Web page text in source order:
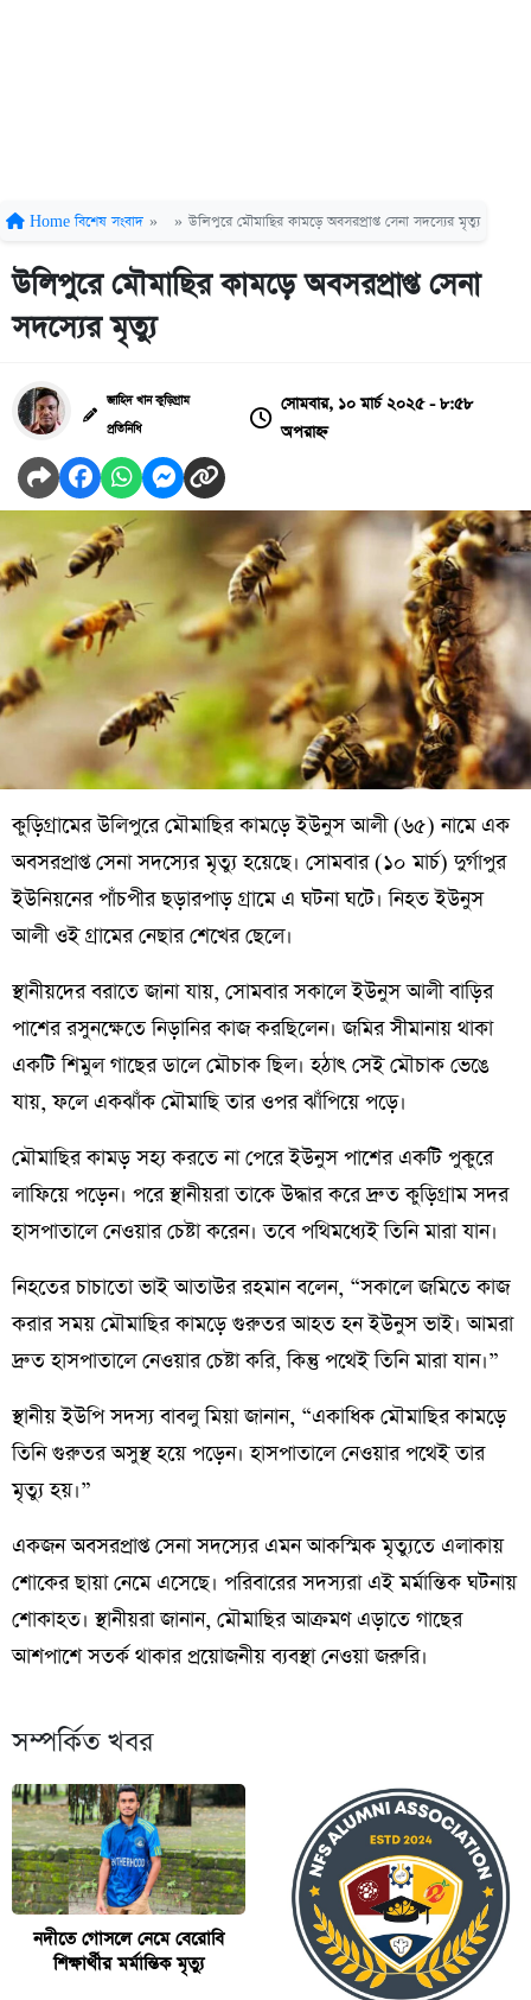
Home বিশেষ সংবাদ » » উলিপুরে মৌমাছির কামড়ে অবসরপ্রাপ্ত সেনা সদস্যের মৃত্যু
উলিপুরে মৌমাছির কামড়ে অবসরপ্রাপ্ত সেনা
সদস্যের মৃত্যু
জাহিদ খান কুড়িগ্রাম
প্রতিনিধি
সোমবার, ১০ মার্চ ২০২৫ - ৮:৫৮
অপরাহ্ন
কুড়িগ্রামের উলিপুরে মৌমাছির কামড়ে ইউনুস আলী (৬৫) নামে এক
অবসরপ্রাপ্ত সেনা সদস্যের মৃত্যু হয়েছে। সোমবার (১০ মার্চ) দুর্গাপুর
ইউনিয়নের পাঁচপীর ছড়ারপাড় গ্রামে এ ঘটনা ঘটে। নিহত ইউনুস
আলী ওই গ্রামের নেছার শেখের ছেলে।
স্থানীয়দের বরাতে জানা যায়, সোমবার সকালে ইউনুস আলী বাড়ির
পাশের রসুনক্ষেতে নিড়ানির কাজ করছিলেন। জমির সীমানায় থাকা
একটি শিমুল গাছের ডালে মৌচাক ছিল। হঠাৎ সেই মৌচাক ভেঙে
যায়, ফলে একঝাঁক মৌমাছি তার ওপর ঝাঁপিয়ে পড়ে।
মৌমাছির কামড় সহ্য করতে না পেরে ইউনুস পাশের একটি পুকুরে
লাফিয়ে পড়েন। পরে স্থানীয়রা তাকে উদ্ধার করে দ্রুত কুড়িগ্রাম সদর
হাসপাতালে নেওয়ার চেষ্টা করেন। তবে পথিমধ্যেই তিনি মারা যান।
নিহতের চাচাতো ভাই আতাউর রহমান বলেন, “সকালে জমিতে কাজ
করার সময় মৌমাছির কামড়ে গুরুতর আহত হন ইউনুস ভাই। আমরা
দ্রুত হাসপাতালে নেওয়ার চেষ্টা করি, কিন্তু পথেই তিনি মারা যান।”
স্থানীয় ইউপি সদস্য বাবলু মিয়া জানান, “একাধিক মৌমাছির কামড়ে
তিনি গুরুতর অসুস্থ হয়ে পড়েন। হাসপাতালে নেওয়ার পথেই তার
মৃত্যু হয়।”
একজন অবসরপ্রাপ্ত সেনা সদস্যের এমন আকস্মিক মৃত্যুতে এলাকায়
শোকের ছায়া নেমে এসেছে। পরিবারের সদস্যরা এই মর্মান্তিক ঘটনায়
শোকাহত। স্থানীয়রা জানান, মৌমাছির আক্রমণ এড়াতে গাছের
আশপাশে সতর্ক থাকার প্রয়োজনীয় ব্যবস্থা নেওয়া জরুরি।
সম্পর্কিত খবর
নদীতে গোসলে নেমে বেরোবি
শিক্ষার্থীর মর্মান্তিক মৃত্যু